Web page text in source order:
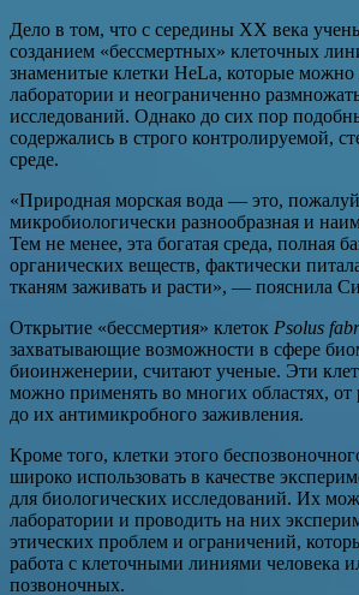
Дело в том, что с середины XX века
созданием «бессмертных» клеточных
знаменитые клетки HeLa, которые
лаборатории и неограниченно
исследований. Однако до сих пор
содержались в строго контролируемой,
среде.
«Природная морская вода — это,
микробиологически разнообразная и
Тем не менее, эта богатая среда, полная
органических веществ, фактически
тканям заживать и расти», — пояснила
Открытие «бессмертия» клеток Psolus
захватывающие возможности в сфере
биоинженерии, считают ученые. Эти
можно применять во многих областях, от
до их антимикробного заживления.
Кроме того, клетки этого
широко использовать в качестве
для биологических исследований. Их
лаборатории и проводить на них
этических проблем и ограничений,
работа с клеточными линиями человека
позвоночных.